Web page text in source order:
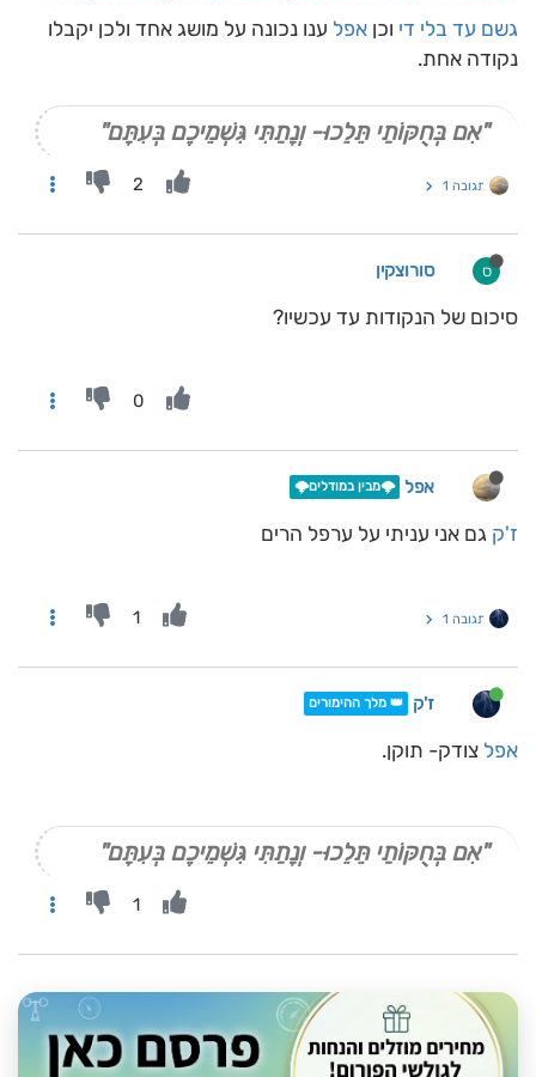
גשם עד בלי די וכן אפל ענו נכונה על מושג אחד ולכן יקבלו
נקודה אחת.
"אִם בְּחֻקּוֹתַי תֵּלֵכוּ- וְנָתַתִּי גִּשְׁמֵיכֶם בְּעִתָּם"
תגובה 1 2
ס סורוצקין
סיכום של הנקודות עד עכשיו?
0
אפל 🌩️מבין במודלים🌩️
ז'ק גם אני עניתי על ערפל הרים
תגובה 1 1
ז'ק 👑 מלך ההימורים
אפל צודק- תוקן.
"אִם בְּחֻקּוֹתַי תֵּלֵכוּ- וְנָתַתִּי גִּשְׁמֵיכֶם בְּעִתָּם"
1